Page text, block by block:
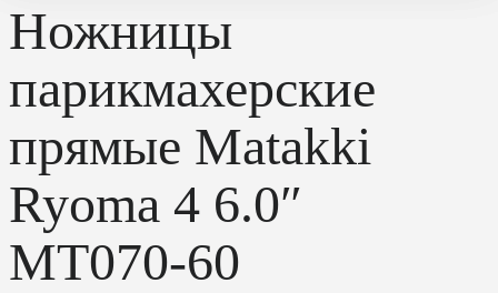
Ножницы
парикмахерские
прямые Matakki
Ryoma 4 6.0″
MT070-60